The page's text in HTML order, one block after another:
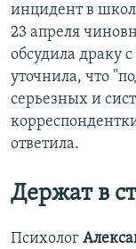
инцидент в
23 апреля
обсудила драку
уточнила, что
серьезных и
ответила.
Держат в
Психолог